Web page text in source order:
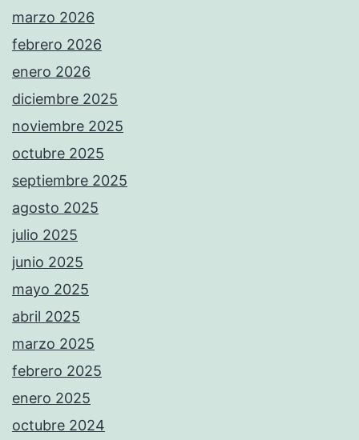
marzo 2026
febrero 2026
enero 2026
diciembre 2025
noviembre 2025
octubre 2025
septiembre 2025
agosto 2025
julio 2025
junio 2025
mayo 2025
abril 2025
marzo 2025
febrero 2025
enero 2025
octubre 2024